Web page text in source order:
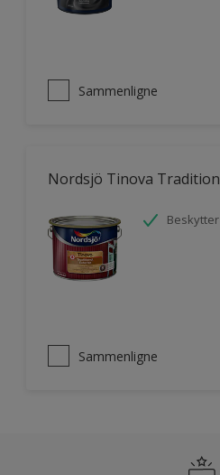
Sammenligne
Nordsjö Tinova
Sammenligne